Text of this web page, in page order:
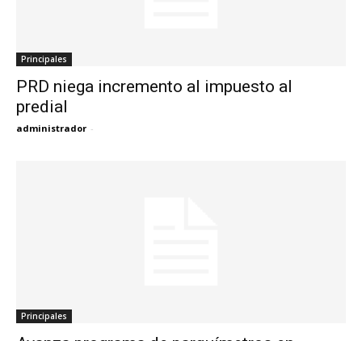
Principales
PRD niega incremento al impuesto al
predial
administrador -
Principales